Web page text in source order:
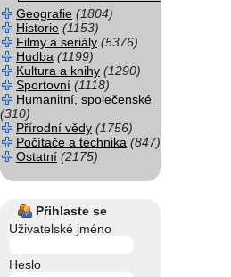
Geografie (1804)
Historie (1153)
Filmy a seriály (5376)
Hudba (1199)
Kultura a knihy (1290)
Sportovní (1118)
Humanitní, společenské
(310)
Přírodní vědy (1756)
Počítače a technika (847)
Ostatní (2175)
Přihlaste se
Uživatelské jméno
Heslo